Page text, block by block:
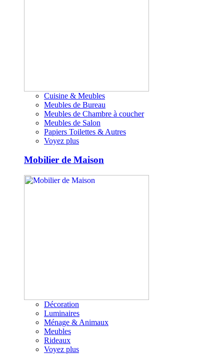
Cuisine & Meubles
Meubles de Bureau
Meubles de Chambre à coucher
Meubles de Salon
Papiers Toilettes & Autres
Voyez plus
Mobilier de Maison
Décoration
Luminaires
Ménage & Animaux
Meubles
Rideaux
Voyez plus